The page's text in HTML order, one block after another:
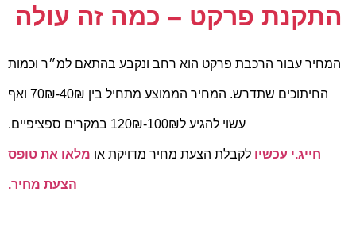
התקנת פרקט – כמה זה עולה
המחיר עבור הרכבת פרקט הוא רחב ונקבע בהתאם למ״ר וכמות
החיתוכים שתדרש. המחיר הממוצע מתחיל בין 40₪-70₪ ואף
עשוי להגיע ל100₪-120₪ במקרים ספציפיים.
חייג.י עכשיו לקבלת הצעת מחיר מדויקת או מלאו את טופס
הצעת מחיר.